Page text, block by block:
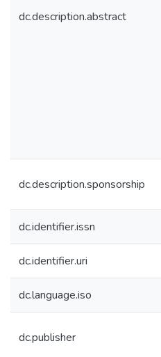
dc.description.abstract
dc.description.sponsorship
dc.identifier.issn
dc.identifier.uri
dc.language.iso
dc.publisher